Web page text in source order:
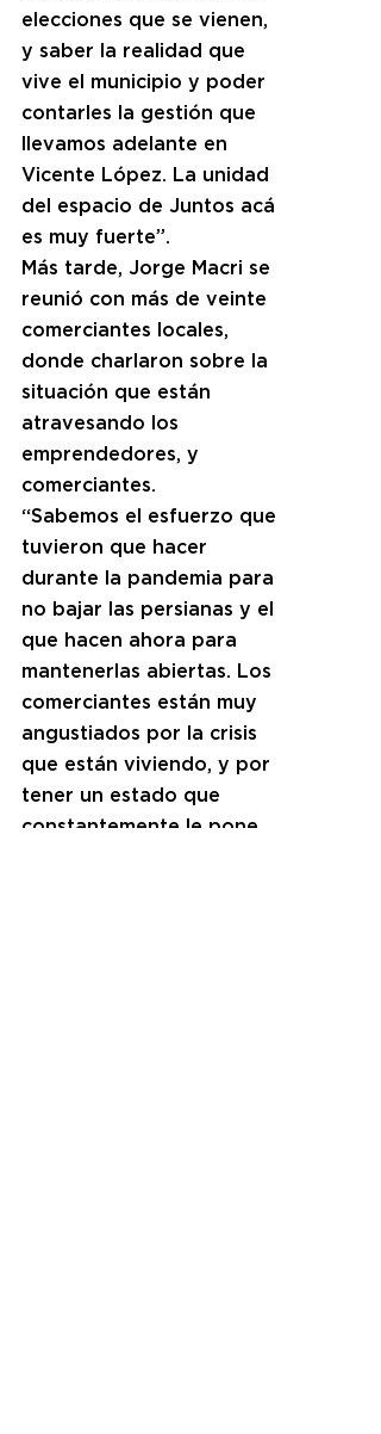
elecciones que se vienen,
y saber la realidad que
vive el municipio y poder
contarles la gestión que
llevamos adelante en
Vicente López. La unidad
del espacio de Juntos acá
es muy fuerte”.
Más tarde, Jorge Macri se
reunió con más de veinte
comerciantes locales,
donde charlaron sobre la
situación que están
atravesando los
emprendedores, y
comerciantes.
“Sabemos el esfuerzo que
tuvieron que hacer
durante la pandemia para
no bajar las persianas y el
que hacen ahora para
mantenerlas abiertas. Los
comerciantes están muy
angustiados por la crisis
que están viviendo, y por
tener un estado que
constantemente le pone